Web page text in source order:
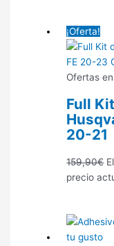
¡Oferta!
Ofertas
Full
20-21
159,90€
precio